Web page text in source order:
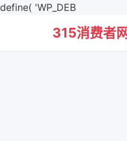
define( 'WP_DEB
315消费者网